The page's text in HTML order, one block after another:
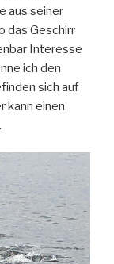
aus seiner
das Geschirr
Interesse
ich den
sich auf
kann einen